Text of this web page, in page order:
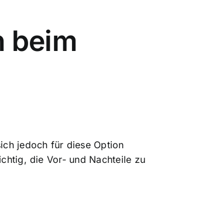
beim
jedoch für diese Option
die Vor- und Nachteile zu